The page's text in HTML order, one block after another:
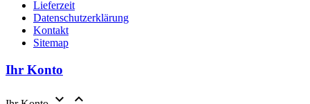
Lieferzeit
Datenschutzerklärung
Kontakt
Sitemap
Ihr Konto
 